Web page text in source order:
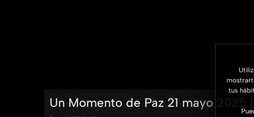
tus
Un Momento de Paz 21 mayo